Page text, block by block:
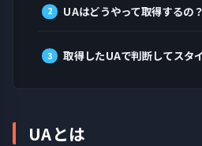
UAはどうやって取得するの？
取得したUAで判断してスタ
UAとは